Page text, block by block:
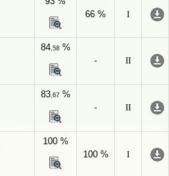
66 %
I
84,58%
-
II
83,67%
-
II
100 %
100 %
I